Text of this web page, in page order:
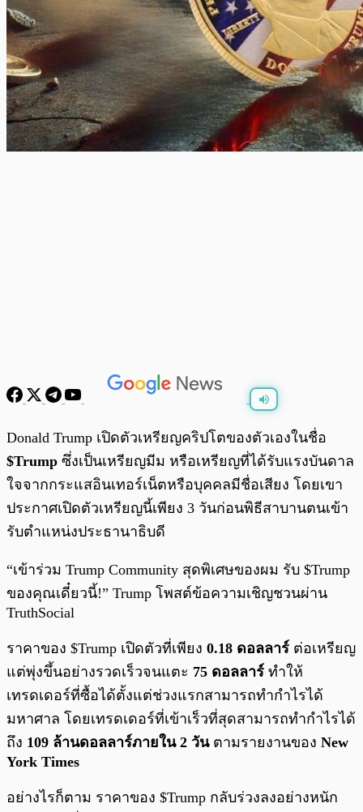
0:00/ 0:00
Donald Trump เปิดตัวเหรียญคริปโตของตัวเองในชื่อ
$Trump ซึ่งเป็นเหรียญมีม หรือเหรียญที่ได้รับแรงบันดาล
ใจจากกระแสอินเทอร์เน็ตหรือบุคคลมีชื่อเสียง โดยเขา
ประกาศเปิดตัวเหรียญนี้เพียง 3 วันก่อนพิธีสาบานตนเข้า
รับตำแหน่งประธานาธิบดี
“เข้าร่วม Trump Community สุดพิเศษของผม รับ $Trump
ของคุณเดี๋ยวนี้!” Trump โพสต์ข้อความเชิญชวนผ่าน
TruthSocial
ราคาของ $Trump เปิดตัวที่เพียง 0.18 ดอลลาร์ ต่อเหรียญ
แต่พุ่งขึ้นอย่างรวดเร็วจนแตะ 75 ดอลลาร์ ทำให้
เทรดเดอร์ที่ซื้อได้ตั้งแต่ช่วงแรกสามารถทำกำไรได้
มหาศาล โดยเทรดเดอร์ที่เข้าเร็วที่สุดสามารถทำกำไรได้
ถึง 109 ล้านดอลลาร์ภายใน 2 วันตามรายงานของ New
York Times
อย่างไรก็ตาม ราคาของ $Trump กลับร่วงลงอย่างหนัก